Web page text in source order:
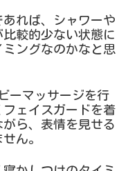
れば、シャワーや
較的少ない状態に
ングなのかなと思
ーマッサージを行
ェイスガードを着
ら、表情を見せる
ん。